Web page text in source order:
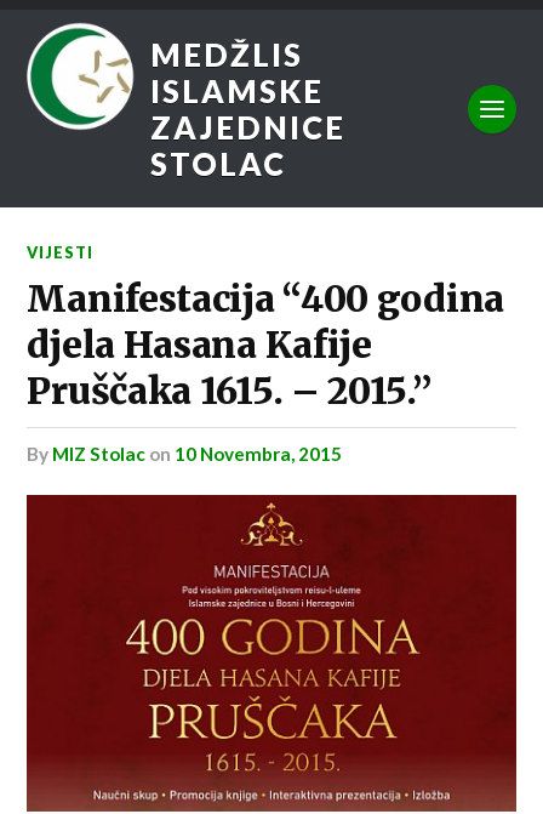
MEDŽLIS
ISLAMSKE
ZAJEDNICE
STOLAC
VIJESTI
Manifestacija “400 godina
djela Hasana Kafije
Pruščaka 1615. – 2015.”
by MIZ Stolac on 10 Novembra, 2015